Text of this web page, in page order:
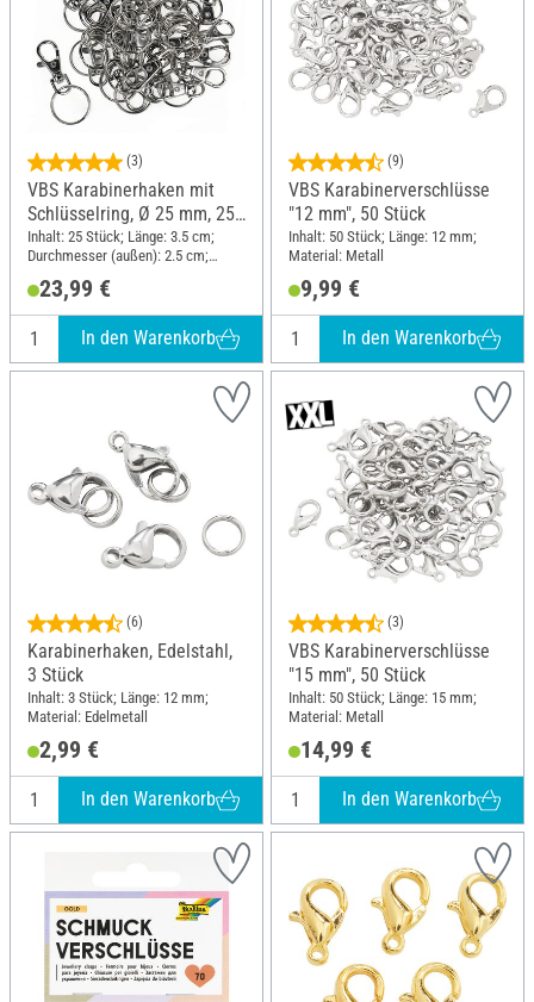
(3)
VBS Karabinerhaken mit
Schlüsselring, Ø 25 mm, 25
Stück
Inhalt: 25 Stück; Länge: 3.5 cm;
Durchmesser (außen): 2.5 cm;
23,99 €
In den Warenkorb
(9)
VBS Karabinerverschlüsse
"12 mm", 50 Stück
Inhalt: 50 Stück; Länge: 12 mm;
Material: Metall
9,99 €
In den Warenkorb
(6)
Karabinerhaken, Edelstahl,
3 Stück
Inhalt: 3 Stück; Länge: 12 mm;
Material: Edelmetall
2,99 €
In den Warenkorb
(3)
VBS Karabinerverschlüsse
"15 mm", 50 Stück
Inhalt: 50 Stück; Länge: 15 mm;
Material: Metall
14,99 €
In den Warenkorb